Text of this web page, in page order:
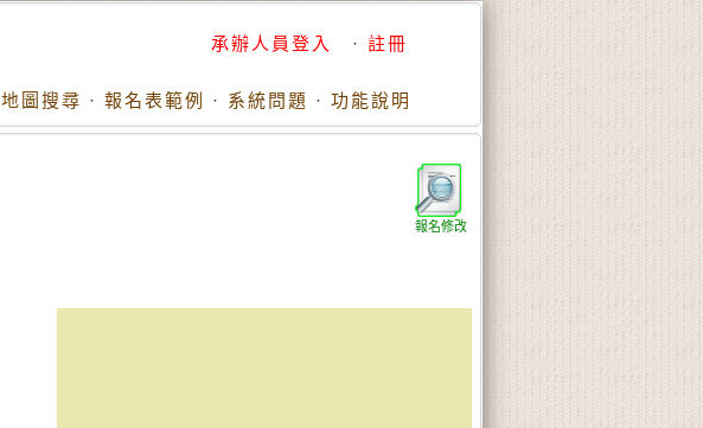
承辦人員登入 · 註冊
地圖搜尋 · 報名表範例 · 系統問題 · 功能說明
報名修改